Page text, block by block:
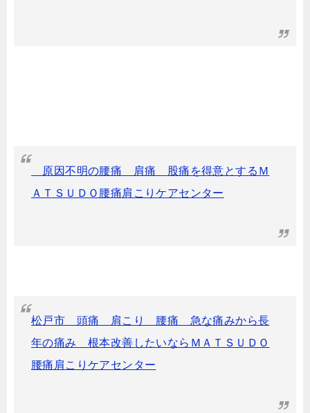
原因不明の腰痛 肩痛 股痛を得意とするＭ
ＡＴＳＵＤＯ腰痛肩こりケアセンター
松戸市 頭痛 肩こり 腰痛 急な痛みから長
年の痛み 根本改善したいならＭＡＴＳＵＤＯ
腰痛肩こりケアセンター